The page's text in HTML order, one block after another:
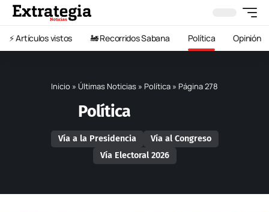
⚡️ Artículos vistos 🚂 Recorridos Sabana Política Opinión
Inicio » Últimas Noticias » Política » Página 278
Política
Vía a la Presidencia
Vía al Congreso
Vía Electoral 2026